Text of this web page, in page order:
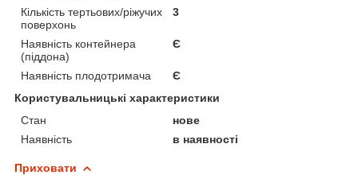
Кількість тертьових/ріжучих
поверхонь
3
Наявність контейнера
(піддона)
Є
Наявність плодотримача
Є
Користувальницькі характеристики
Стан
нове
Наявність
в наявності
Приховати